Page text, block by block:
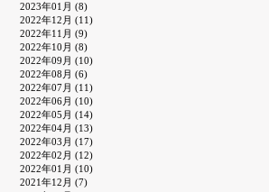
2023年01月 (8)
2022年12月 (11)
2022年11月 (9)
2022年10月 (8)
2022年09月 (10)
2022年08月 (6)
2022年07月 (11)
2022年06月 (10)
2022年05月 (14)
2022年04月 (13)
2022年03月 (17)
2022年02月 (12)
2022年01月 (10)
2021年12月 (7)